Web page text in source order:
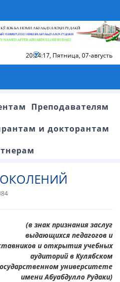
20:24:17, Пятница, 07-августь
Преподавателям
и докторантам
(в знак признания заслуг
выдающихся педагогов и
и открытия учебных
аудиторий в Кулябском
университете
имени Абуабдулло Рудаки)